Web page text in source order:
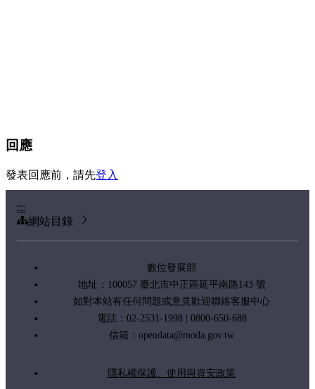
回應
發表回應前，請先登入
:::
網站目錄
數位發展部
地址：100057 臺北市中正區延平南路143 號
如對本站有任何問題或意見歡迎聯絡客服中心
電話：02-2531-1998 | 0800-650-688
信箱： opendata@moda.gov.tw
隱私權保護、使用與資安政策